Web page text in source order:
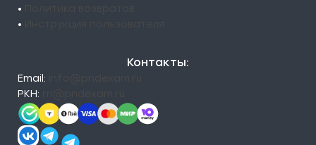
•
•
Контакты:
Email:
РКН: